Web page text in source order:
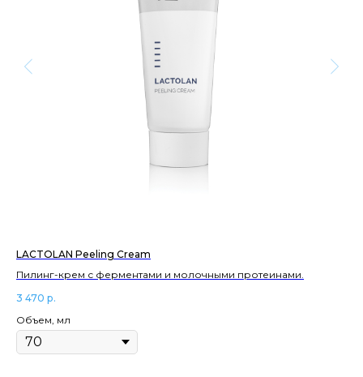
LACTOLAN Peeling Cream
Пилинг-крем с ферментами и молочными протеинами.
3 470 р.
Объем, мл